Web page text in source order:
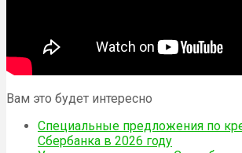
Вам это будет интересно
Специальные предложения по
Сбербанка в 2026 году